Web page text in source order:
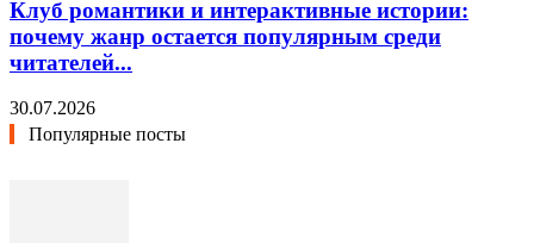
Клуб романтики и интерактивные истории:
почему жанр остается популярным среди
читателей...
30.07.2026
Популярные посты